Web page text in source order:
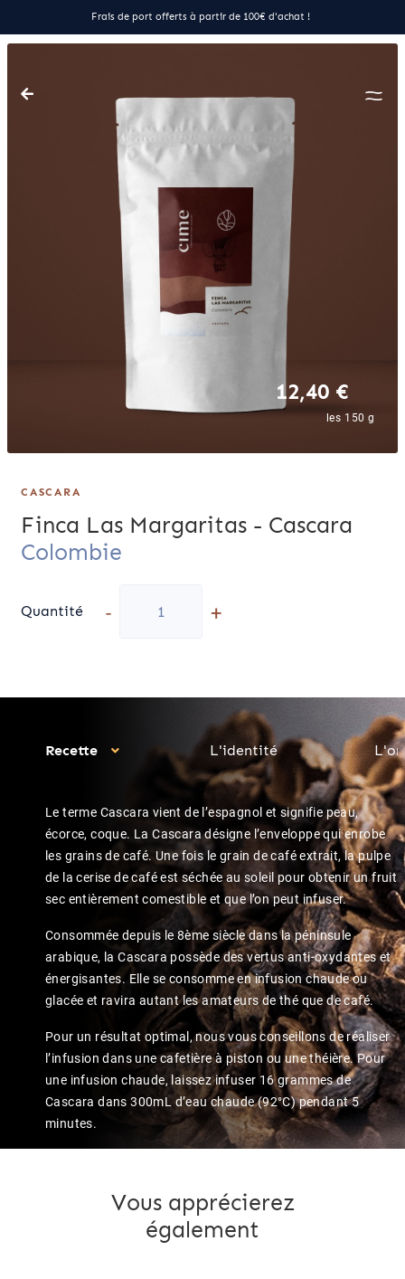
Frais de port offerts à partir de 100€ d'achat !
CASCARA
Finca Las Margaritas - Cascara
Colombie
12,40 €
les 150 g
Quantité - +
Recette L'identité
Le terme Cascara vient de l’espagnol et signifie peau,
écorce, coque. La Cascara désigne l’enveloppe qui enrobe
les grains de café. Une fois le grain de café extrait, la pulpe
de la cerise de café est séchée au soleil pour obtenir un fruit
sec entièrement comestible et que l’on peut infuser.
Consommée depuis le 8ème siècle dans la péninsule
arabique, la Cascara possède des vertus anti-oxydantes et
énergisantes. Elle se consomme en infusion chaude ou
glacée et ravira autant les amateurs de thé que de café.
Pour un résultat optimal, nous vous conseillons de réaliser
l’infusion dans une cafetière à piston ou une théière. Pour
une infusion chaude, laissez infuser 16 grammes de
Cascara dans 300mL d’eau chaude (92°C) pendant 5
minutes.
Vous apprécierez
également